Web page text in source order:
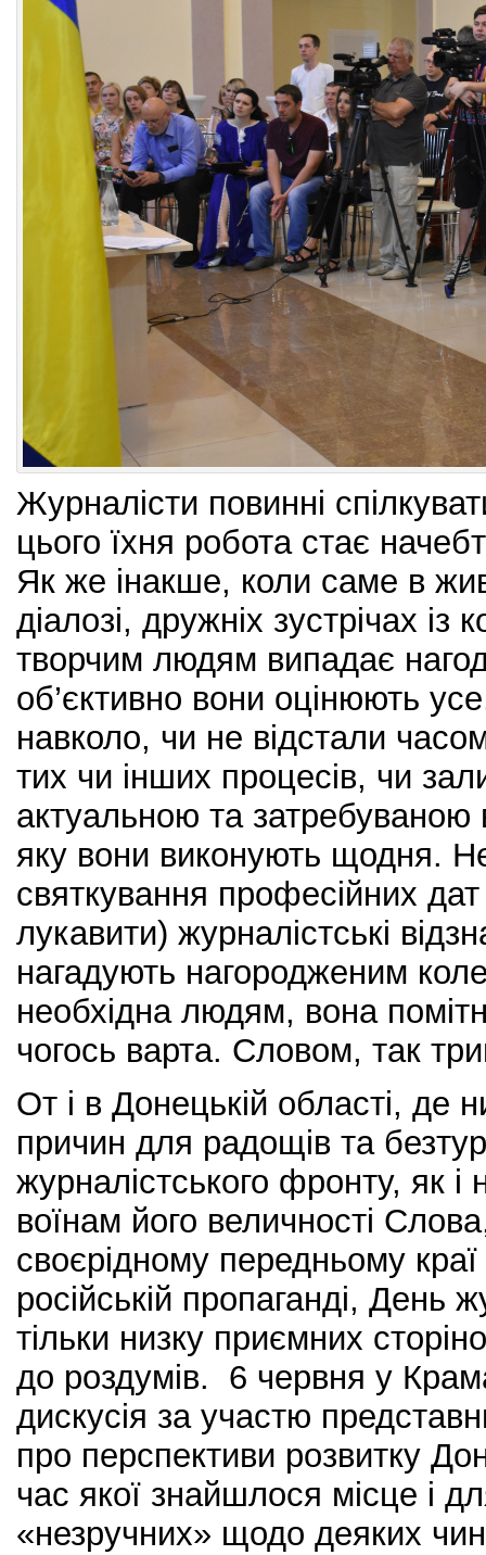
Журналісти повинні
цього їхня робота стає
Як же інакше, коли саме в
діалозі, дружніх зустрічах із
творчим людям випадає
об’єктивно вони оцінюють
навколо, чи не відстали
тих чи інших процесів, чи
актуальною та затребуваною
яку вони виконують щодня.
святкування професійних дат
лукавити) журналістські
нагадують нагородженим
необхідна людям, вона
чогось варта. Словом, так
От і в Донецькій області, де
причин для радощів та
журналістського фронту, як
воїнам його величності
своєрідному передньому
російській пропаганді, День
тільки низку приємних
до роздумів. 6 червня у
дискусія за участю
про перспективи розвитку
час якої знайшлося місце і
«незручних» щодо деяких